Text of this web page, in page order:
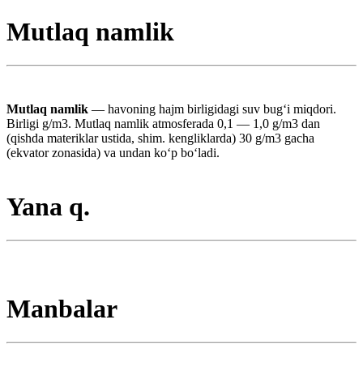
Mutlaq namlik
Mutlaq namlik — havoning hajm birligidagi suv bugʻi miqdori.
Birligi g/m3. Mutlaq namlik atmosferada 0,1 — 1,0 g/m3 dan
(qishda materiklar ustida, shim. kengliklarda) 30 g/m3 gacha
(ekvator zonasida) va undan koʻp boʻladi.
Yana q.
Manbalar